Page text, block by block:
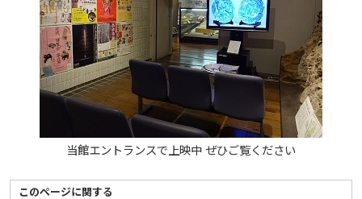
当館エントランスで上映中 ぜひご覧ください
このページに関する